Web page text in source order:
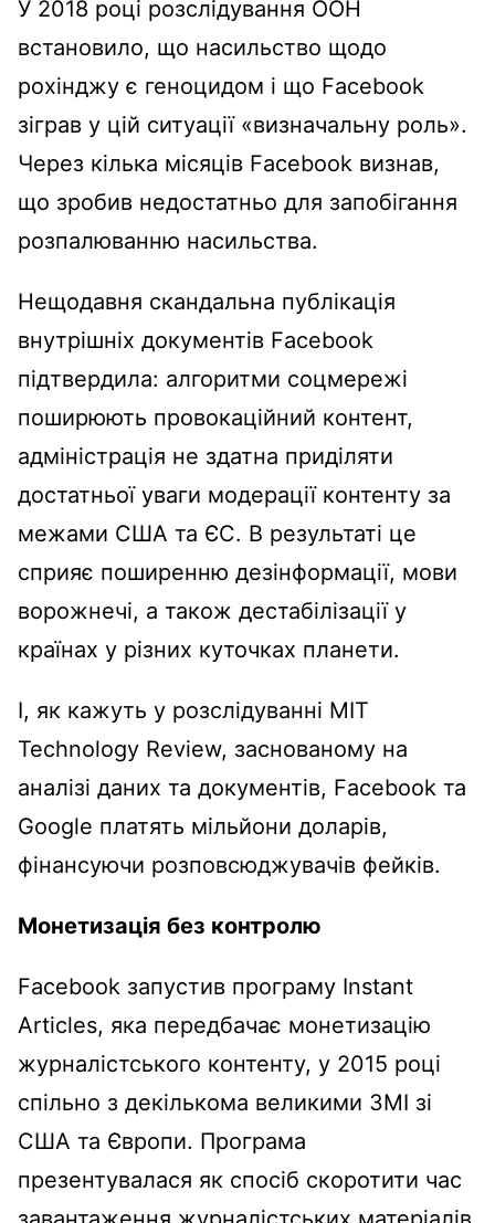
У 2018 році розслідування ООН
встановило, що насильство щодо
рохінджу є геноцидом і що Facebook
зіграв у цій ситуації «визначальну роль».
Через кілька місяців Facebook визнав,
що зробив недостатньо для запобігання
розпалюванню насильства.
Нещодавня скандальна публікація
внутрішніх документів Facebook
підтвердила: алгоритми соцмережі
поширюють провокаційний контент,
адміністрація не здатна приділяти
достатньої уваги модерації контенту за
межами США та ЄС. В результаті це
сприяє поширенню дезінформації, мови
ворожнечі, а також дестабілізації у
країнах у різних куточках планети.
І, як кажуть у розслідуванні MIT
Technology Review, заснованому на
аналізі даних та документів, Facebook та
Google платять мільйони доларів,
фінансуючи розповсюджувачів фейків.
Монетизація без контролю
Facebook запустив програму Instant
Articles, яка передбачає монетизацію
журналістського контенту, у 2015 році
спільно з декількома великими ЗМІ зі
США та Європи. Програма
презентувалася як спосіб скоротити час